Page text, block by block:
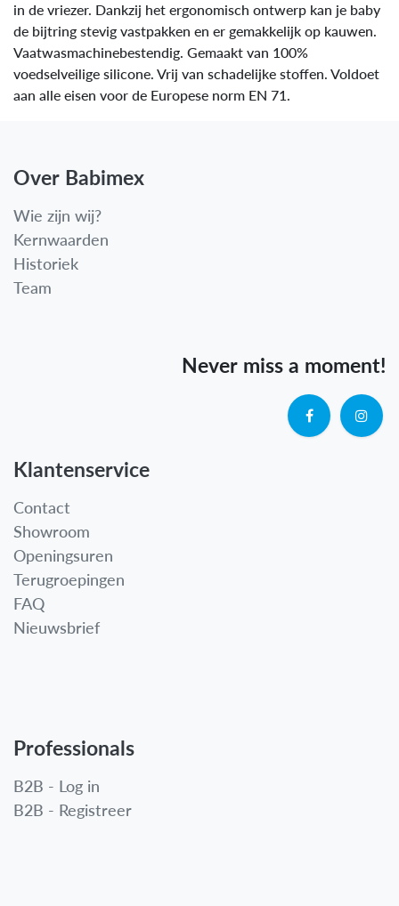
in de vriezer. Dankzij het ergonomisch ontwerp kan je baby
de bijtring stevig vastpakken en er gemakkelijk op kauwen.
Vaatwasmachinebestendig. Gemaakt van 100%
voedselveilige silicone. Vrij van schadelijke stoffen. Voldoet
aan alle eisen voor de Europese norm EN 71.
Over Babimex
Wie zijn wij?
Kernwaarden
Historiek
Team
Never miss a moment!
Klantenservice
Contact
Showroom
Openingsuren
Terugroepingen
FAQ
Nieuwsbrief
Professionals
B2B - Log in
B2B - Registreer